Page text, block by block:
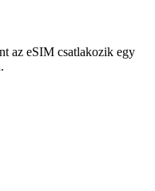
az eSIM csatlakozik egy